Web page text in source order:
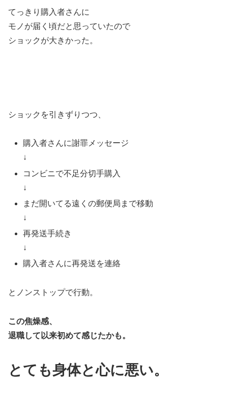
てっきり購入者さんに
モノが届く頃だと思っていたので
ショックが大きかった。
ショックを引きずりつつ、
購入者さんに謝罪メッセージ
↓
コンビニで不足分切手購入
↓
まだ開いてる遠くの郵便局まで移動
↓
再発送手続き
↓
購入者さんに再発送を連絡
とノンストップで行動。
この焦燥感、
退職して以来初めて感じたかも。
とても身体と心に悪い。